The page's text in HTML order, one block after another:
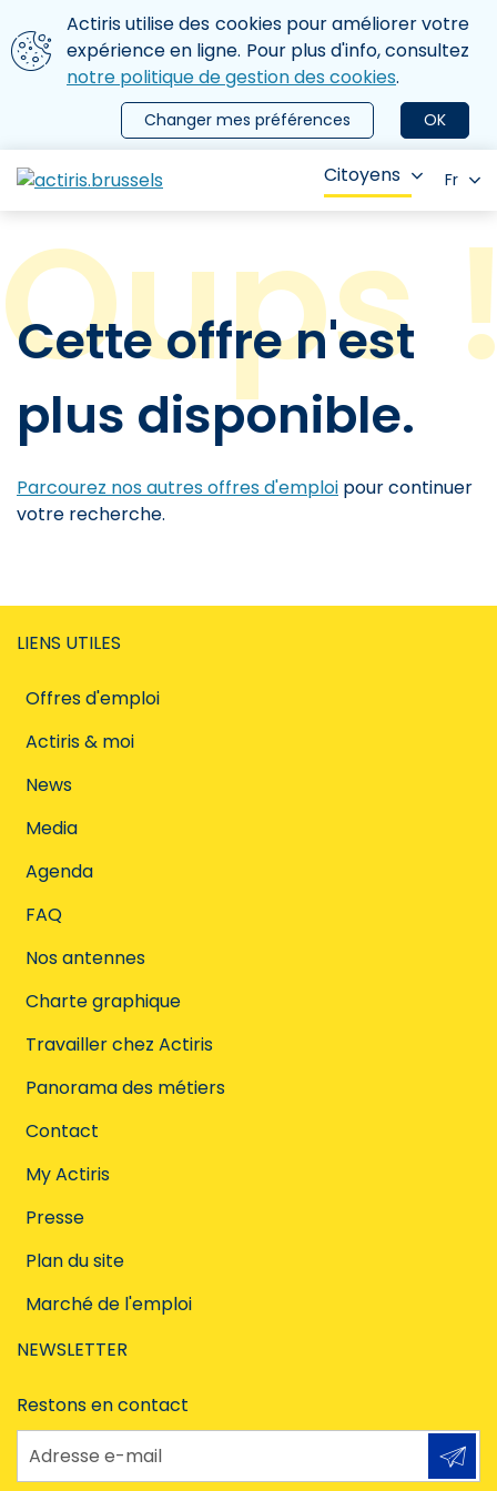
Aller au contenu principal
Nous utilisons des cookies
Actiris utilise des cookies pour améliorer votre
expérience en ligne. Pour plus d'info, consultez
notre politique de gestion des cookies.
OK
Changer mes préférences
le menu
Citoyens Fr
Cette offre n'est
plus disponible.
Parcourez nos autres offres d'emploi pour continuer
votre recherche.
LIENS UTILES
Offres d'emploi
Actiris & moi
News
Media
Agenda
FAQ
Nos antennes
Charte graphique
Travailler chez Actiris
Panorama des métiers
Contact
My Actiris
Presse
Plan du site
Marché de l'emploi
NEWSLETTER
Restons en contact
Adresse e-mail